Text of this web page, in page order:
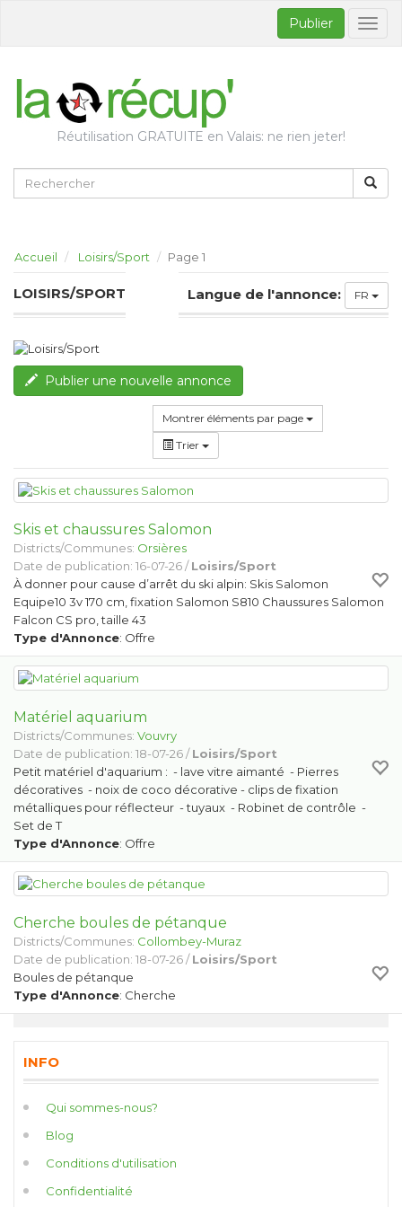
Publier
Réutilisation GRATUITE en Valais: ne rien jeter!
Accueil Loisirs/Sport Page 1
LOISIRS/SPORT Langue de l'annonce: FR
Publier une nouvelle annonce
Montrer éléments par page
Trier
Skis et chaussures Salomon
Districts/Communes: Orsières
Date de publication: 16-07-26 /Loisirs/Sport
À donner pour cause d’arrêt du ski alpin: Skis Salomon
Equipe10 3v 170 cm, fixation Salomon S810 Chaussures Salomon
Falcon CS pro, taille 43
Type d'Annonce: Offre
Matériel aquarium
Districts/Communes: Vouvry
Date de publication: 18-07-26 /Loisirs/Sport
Petit matériel d'aquarium : - lave vitre aimanté - Pierres
décoratives - noix de coco décorative - clips de fixation
métalliques pour réflecteur - tuyaux - Robinet de contrôle -
Set de T
Type d'Annonce: Offre
Cherche boules de pétanque
Districts/Communes: Collombey-Muraz
Date de publication: 18-07-26 /Loisirs/Sport
Boules de pétanque
Type d'Annonce: Cherche
INFO
Qui sommes-nous?
Blog
Conditions d'utilisation
Confidentialité